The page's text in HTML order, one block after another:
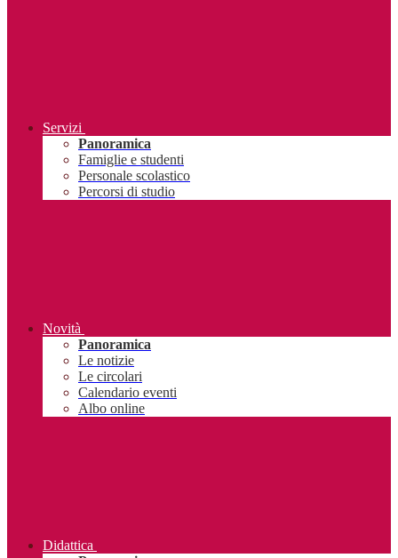
Servizi
Panoramica
Famiglie e studenti
Personale scolastico
Percorsi di studio
Novità
Panoramica
Le notizie
Le circolari
Calendario eventi
Albo online
Didattica